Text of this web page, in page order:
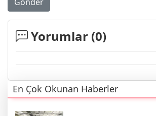
Yorumlar (0)
En Çok Okunan Haberler